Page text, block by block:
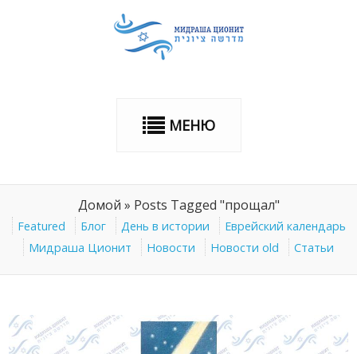
МЕНЮ
Домой » Posts Tagged "прощал"
Featured Блог День в истории
Еврейский календарь
Мидраша Ционит
Новости Новости old Статьи